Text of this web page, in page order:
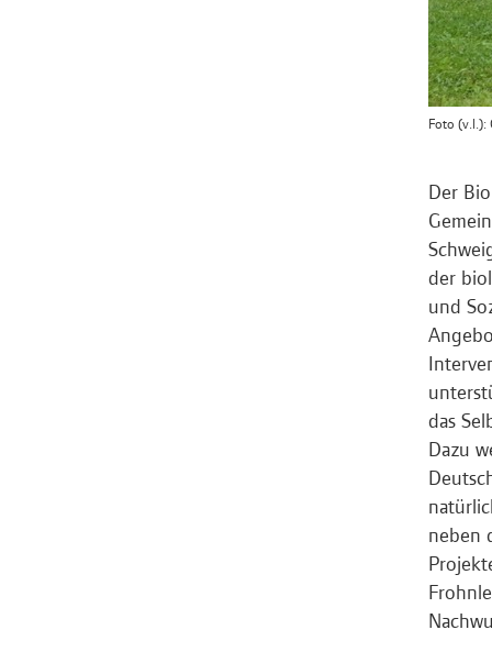
Foto (v.l.):
Der
der
und
das
Dazu
neben